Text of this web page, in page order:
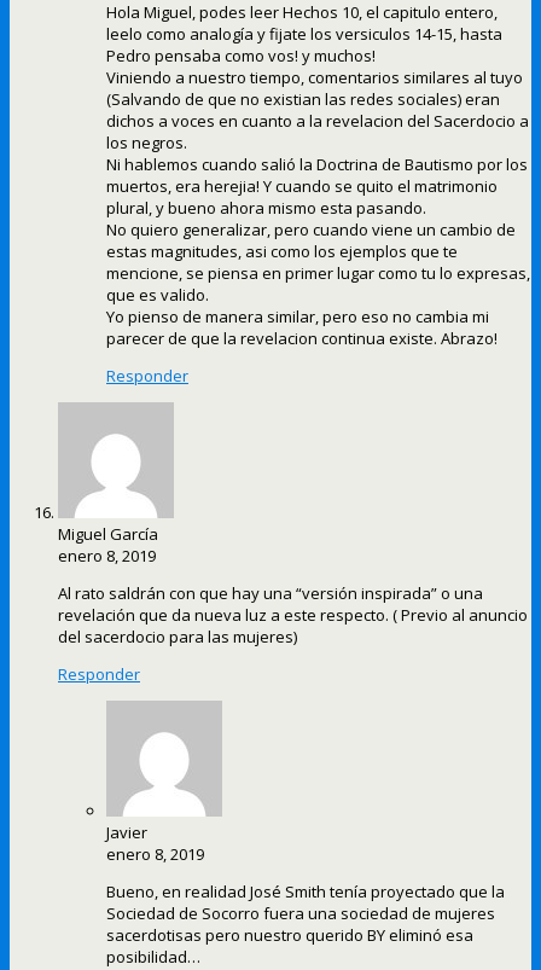
Hola Miguel, podes leer Hechos 10, el capitulo entero,
leelo como analogía y fijate los versiculos 14-15, hasta
Pedro pensaba como vos! y muchos!
Viniendo a nuestro tiempo, comentarios similares al tuyo
(Salvando de que no existian las redes sociales) eran
dichos a voces en cuanto a la revelacion del Sacerdocio a
los negros.
Ni hablemos cuando salió la Doctrina de Bautismo por los
muertos, era herejia! Y cuando se quito el matrimonio
plural, y bueno ahora mismo esta pasando.
No quiero generalizar, pero cuando viene un cambio de
estas magnitudes, asi como los ejemplos que te
mencione, se piensa en primer lugar como tu lo expresas,
que es valido.
Yo pienso de manera similar, pero eso no cambia mi
parecer de que la revelacion continua existe. Abrazo!
Responder
Miguel García
enero 8, 2019
Al rato saldrán con que hay una “versión inspirada” o una
revelación que da nueva luz a este respecto. ( Previo al anuncio
del sacerdocio para las mujeres)
Responder
Javier
enero 8, 2019
Bueno, en realidad José Smith tenía proyectado que la
Sociedad de Socorro fuera una sociedad de mujeres
sacerdotisas pero nuestro querido BY eliminó esa
posibilidad…